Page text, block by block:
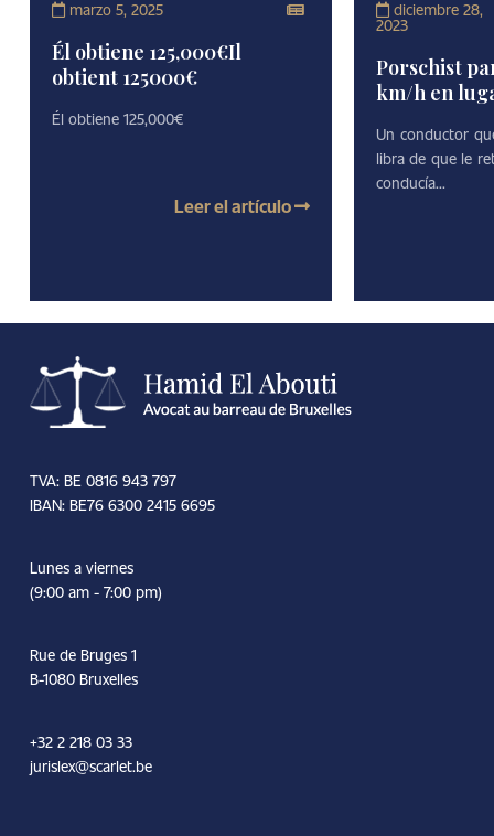
marzo 5, 2025
Él obtiene 125,000€Il
obtient 125000€
Él obtiene 125,000€
Leer el artículo
diciembre 28,
2023
Porschist
km/h en
Un conductor
libra de que le
conducía...
TVA: BE 0816 943 797
IBAN: BE76 6300 2415 6695
Lunes a viernes
(9:00 am - 7:00 pm)
Rue de Bruges 1
B-1080 Bruxelles
+32 2 218 03 33
jurislex@scarlet.be